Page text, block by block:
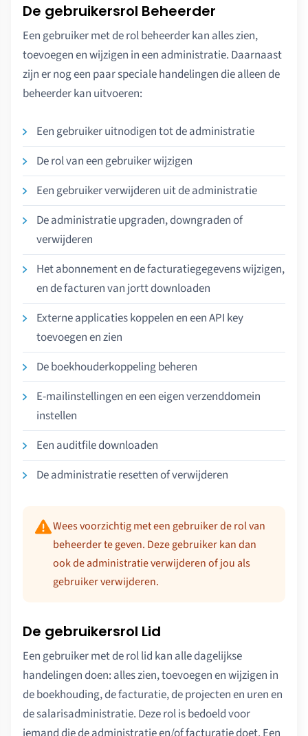
De gebruikersrol Beheerder
Een gebruiker met de rol beheerder kan alles zien,
toevoegen en wijzigen in een administratie. Daarnaast
zijn er nog een paar speciale handelingen die alleen de
beheerder kan uitvoeren:
Een gebruiker uitnodigen tot de administratie
De rol van een gebruiker wijzigen
Een gebruiker verwijderen uit de administratie
De administratie upgraden, downgraden of
verwijderen
Het abonnement en de facturatiegegevens wijzigen,
en de facturen van jortt downloaden
Externe applicaties koppelen en een API key
toevoegen en zien
De boekhouderkoppeling beheren
E-mailinstellingen en een eigen verzenddomein
instellen
Een auditfile downloaden
De administratie resetten of verwijderen
Wees voorzichtig met een gebruiker de rol van
beheerder te geven. Deze gebruiker kan dan
ook de administratie verwijderen of jou als
gebruiker verwijderen.
De gebruikersrol Lid
Een gebruiker met de rol lid kan alle dagelijkse
handelingen doen: alles zien, toevoegen en wijzigen in
de boekhouding, de facturatie, de projecten en uren en
de salarisadministratie. Deze rol is bedoeld voor